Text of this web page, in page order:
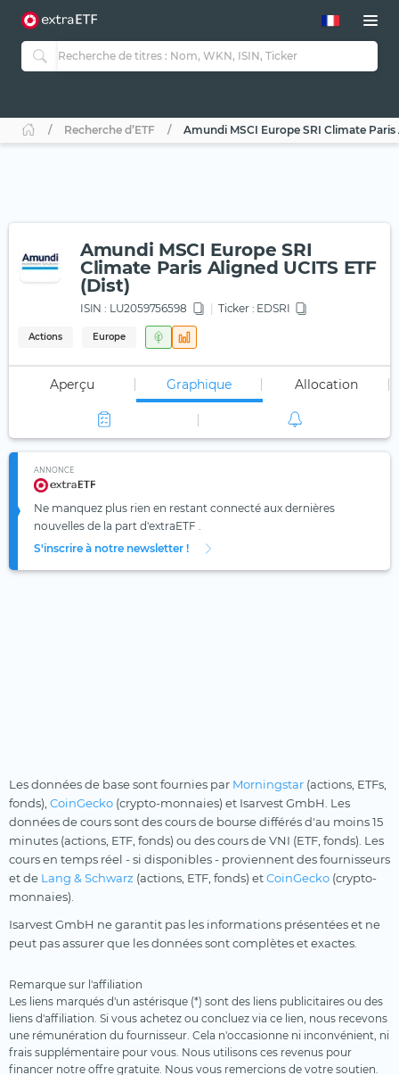
Recherche d’ETF Amundi MSCI Europe SRI Climate Paris
Amundi MSCI Europe SRI
Climate Paris Aligned UCITS ETF
(Dist)
ISIN : LU2059756598 Ticker : EDSRI
Actions Europe
Aperçu Graphique Allocation
ANNONCE
Ne manquez plus rien en restant connecté aux dernières
nouvelles de la part d'extraETF .
S'inscrire à notre newsletter !
Les données de base sont fournies par Morningstar (actions, ETFs,
fonds), CoinGecko (crypto-monnaies) et Isarvest GmbH. Les
données de cours sont des cours de bourse différés d'au moins 15
minutes (actions, ETF, fonds) ou des cours de VNI (ETF, fonds). Les
cours en temps réel - si disponibles - proviennent des fournisseurs
et de Lang & Schwarz (actions, ETF, fonds) etCoinGecko (crypto-
monnaies).
Isarvest GmbH ne garantit pas les informations présentées et ne
peut pas assurer que les données sont complètes et exactes.
Remarque sur l'affiliation
Les liens marqués d'un astérisque (*) sont des liens publicitaires ou des
liens d'affiliation. Si vous achetez ou concluez via ce lien, nous recevons
une rémunération du fournisseur. Cela n'occasionne ni inconvénient, ni
frais supplémentaire pour vous. Nous utilisons ces revenus pour
financer notre offre gratuite. Nous vous remercions de votre soutien.